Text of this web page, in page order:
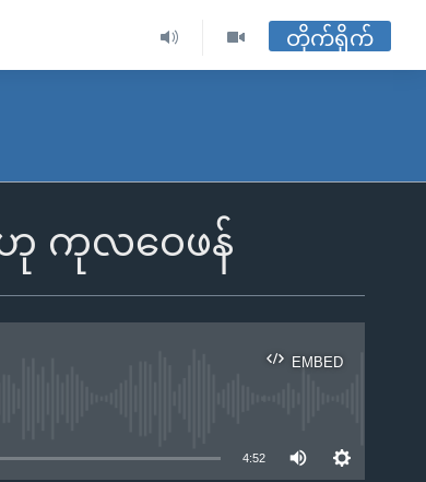
တိုက်ရိုက်
ဟု ကုလဝေဖန်
EMBED
4:52